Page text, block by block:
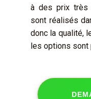
à des prix très
sont réalisés
donc la qualité,
les options sont